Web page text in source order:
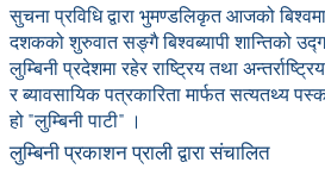
सुचना प्रविधि द्वारा भुमण्डलिकृत आजको
दशकको शुरुवात सङ्गै बिश्वब्यापी शान्तिको
लुम्बिनी प्रदेशमा रहेर राष्ट्रिय तथा
र ब्यावसायिक पत्रकारिता मार्फत सत्यतथ्य
हो "लुम्बिनी पाटी" ।
लुम्बिनी प्रकाशन प्राली द्वारा संचालित